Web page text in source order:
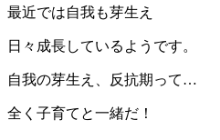
最近では自我も芽生え
日々成長しているようです。
自我の芽生え、反抗期って…
全く子育てと一緒だ！